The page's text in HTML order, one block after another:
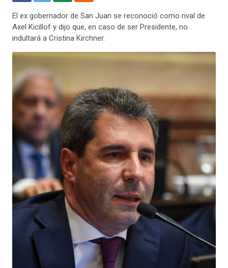
El ex gobernador de San Juan se reconoció como rival de
Axel Kicillof y dijo que, en caso de ser Presidente, no
indultará a Cristina Kirchner.